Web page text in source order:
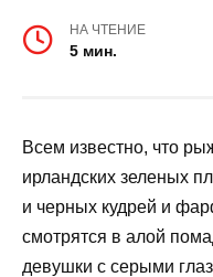
НА ЧТЕНИЕ
5 мин.
Всем известно, что
ирландских зеленых
и черных кудрей и
смотрятся в алой
девушки с серыми